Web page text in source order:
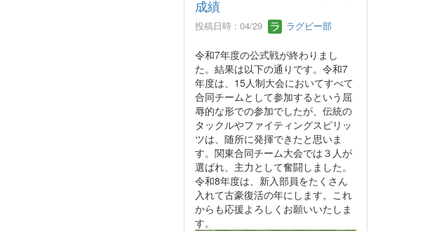
成績
投稿日時 : 04/29 ラグビー部
令和7年度の公式戦が終わりまし
た。結果は以下の通りです。令和7
年度は、15人制大会においてすべて
合同チームとして参加するという屈
辱的な形での参加でしたが、伝統の
タックルやファイティングスピリッ
ツは、随所に発揮できたと思いま
す。関東合同チーム大会では３人が
選ばれ、主力として奮闘しました。
令和8年度は、新入部員をたくさん
入れて古豪復活の年にします。これ
からも応援よろしくお願いいたしま
す。